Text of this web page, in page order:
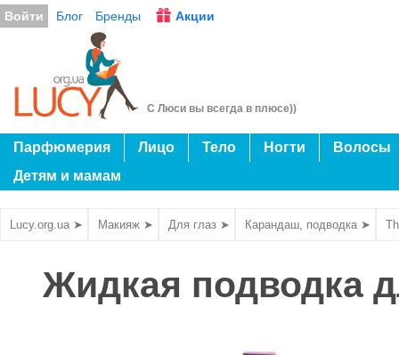
Войти Блог Бренды Акции
С Люси вы всегда в плюсе))
Парфюмерия Лицо Тело Ногти
Волосы
Детям и мамам
Lucy.org.ua ➤ Макияж ➤ Для глаз ➤ Карандаш, подводка ➤
Жидкая подводка